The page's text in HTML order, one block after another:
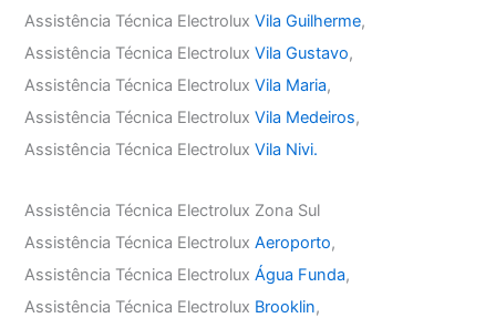
Assistência Técnica ElectroluxVila Guilherme,
Assistência Técnica ElectroluxVila Gustavo,
Assistência Técnica ElectroluxVila Maria,
Assistência Técnica ElectroluxVila Medeiros,
Assistência Técnica ElectroluxVila Nivi.
Assistência Técnica Electrolux Zona Sul
Assistência Técnica ElectroluxAeroporto,
Assistência Técnica ElectroluxÁgua Funda,
Assistência Técnica Electrolux Brooklin,